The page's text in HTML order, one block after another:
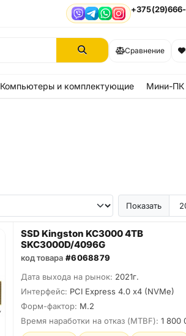
ViberTelegram
WhatsApp
Instagram
Сравнение
Компьютеры и комплектующие Мини-ПК
Показать
SSD Kingston KC3000 4TB
SKC3000D/4096G
код товара #6068879
Дата выхода на рынок: 2021г.
Интерфейс: PCI Express 4.0 x4 (NVMe)
Форм-фактор: M.2
Время наработки на отказ (МТBF): 1 800